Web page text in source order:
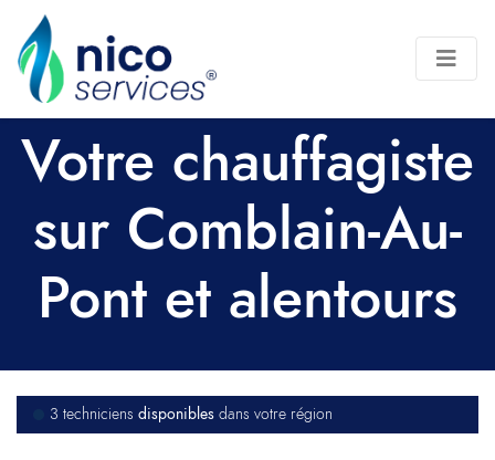
Votre chauffagiste
sur Comblain-Au-
Pont et alentours
3 techniciensdisponibles dans votre région